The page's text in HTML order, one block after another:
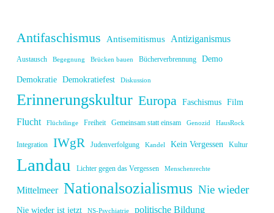
Antifaschismus Antisemitismus Antiziganismus
Austausch Begegnung Brücken bauen Bücherverbrennung Demo
Demokratie Demokratiefest Diskussion
Erinnerungskultur Europa Faschismus Film
Flucht Flüchtlinge Freiheit Gemeinsam statt einsam Genozid HausRock
Integration IWgR Judenverfolgung Kandel Kein Vergessen Kultur
Landau Lichter gegen das Vergessen Menschenrechte
Mittelmeer Nationalsozialismus Nie wieder
Nie wieder ist jetzt NS-Psychiatrie politische Bildung